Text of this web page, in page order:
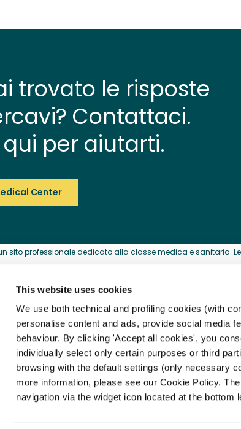
This website uses cookies
We use both technical and profiling cookies (with
personalise content and ads, provide social media
behaviour. By clicking 'Accept all cookies', you
individually select only certain purposes or third
browsing with the default settings (only necessary
more information, please see our Cookie Policy.
navigation via the widget icon located at the bottom
trovato le risposte
Contattaci.
per aiutarti.
Center
sito professionale dedicato alla classe medica e sanitaria.
1974.
ABOUT
La nostra storia
I nostri marchi
Contatti
Accessibilità